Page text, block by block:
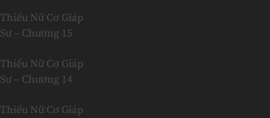
Thiếu Nữ Cơ Giáp
Sư – Chương 15
Thiếu Nữ Cơ Giáp
Sư – Chương 14
Thiếu Nữ Cơ Giáp